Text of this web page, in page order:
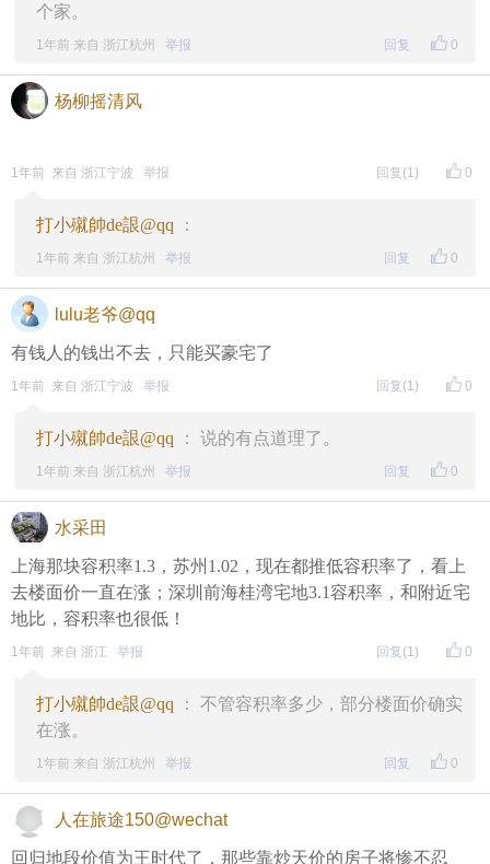
个家。
0
1年前 来自 浙江杭州 举报 回复
杨柳摇清风
0
1年前 来自 浙江宁波 举报 回复 (1)
打小殧帥de詪@qq ：
0
1年前 来自 浙江杭州 举报 回复
lulu老爷@qq
有钱人的钱出不去，只能买豪宅了
0
1年前 来自 浙江宁波 举报 回复 (1)
打小殧帥de詪@qq ： 说的有点道理了。
0
1年前 来自 浙江杭州 举报 回复
水采田
上海那块容积率1.3，苏州1.02，现在都推低容积率了，看上
去楼面价一直在涨；深圳前海桂湾宅地3.1容积率，和附近宅
地比，容积率也很低！
0
1年前 来自 浙江 举报 回复 (1)
打小殧帥de詪@qq ： 不管容积率多少，部分楼面价确实
在涨。
0
1年前 来自 浙江杭州 举报 回复
人在旅途150@wechat
回归地段价值为王时代了，那些靠炒天价的房子将惨不忍